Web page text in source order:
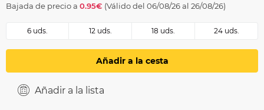
Bajada de precio a 0.95€ (Válido del 06/08/26 al 26/08/26)
6 uds. 12 uds. 18 uds. 24 uds.
Añadir a la cesta
Añadir a la lista